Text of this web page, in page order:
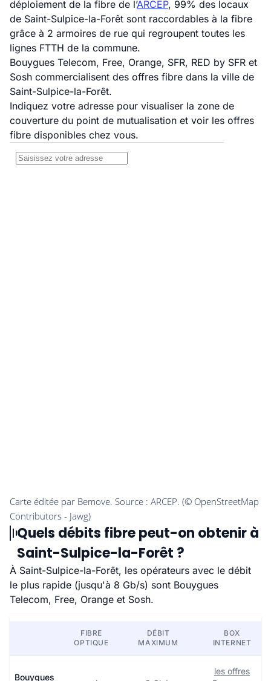
déploiement de la fibre de l’ARCEP, 99% des locaux
de Saint-Sulpice-la-Forêt sont raccordables à la fibre
grâce à 2 armoires de rue qui regroupent toutes les
lignes FTTH de la commune.
Bouygues Telecom, Free, Orange, SFR, RED by SFR et
Sosh commercialisent des offres fibre dans la ville de
Saint-Sulpice-la-Forêt.
Indiquez votre adresse pour visualiser la zone de
couverture du point de mutualisation et voir les offres
fibre disponibles chez vous.
Quels débits fibre peut-on obtenir à
Saint-Sulpice-la-Forêt ?
À Saint-Sulpice-la-Forêt, les opérateurs avec le débit
le plus rapide (jusqu'à 8 Gb/s) sont Bouygues
Telecom, Free, Orange et Sosh.
FIBRE
OPTIQUE
DÉBIT
MAXIMUM
BOX
INTERNET
Bouygues
les offres